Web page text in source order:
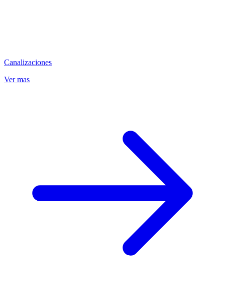
Canalizaciones
Ver mas